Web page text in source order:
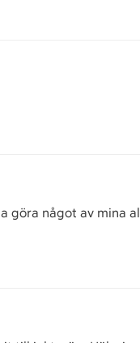
göra något av mina